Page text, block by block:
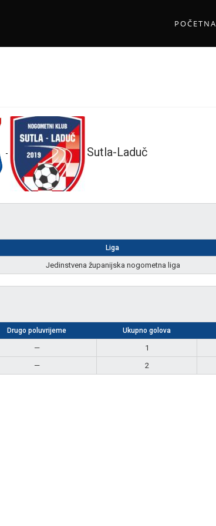
POČETNA
- Sutla-Laduč
Liga
Jedinstvena županijska nogometna liga
Drugo poluvrijeme Ukupno golova
— 1
— 2